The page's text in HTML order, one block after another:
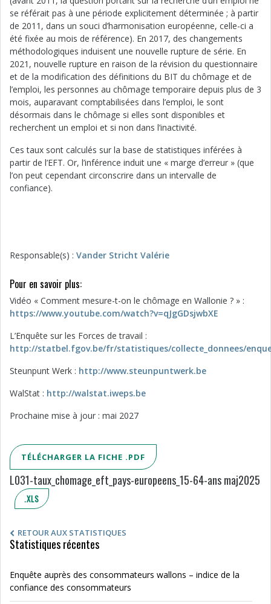
se référait pas à une période explicitement déterminée ; à partir
de 2011, dans un souci d’harmonisation européenne, celle-ci a
été fixée au mois de référence). En 2017, des changements
méthodologiques induisent une nouvelle rupture de série. En
2021, nouvelle rupture en raison de la révision du questionnaire
et de la modification des définitions du BIT du chômage et de
l’emploi, les personnes au chômage temporaire depuis plus de 3
mois, auparavant comptabilisées dans l’emploi, le sont
désormais dans le chômage si elles sont disponibles et
recherchent un emploi et si non dans l’inactivité.
Ces taux sont calculés sur la base de statistiques inférées à
partir de l’EFT. Or, l’inférence induit une « marge d’erreur » (que
l’on peut cependant circonscrire dans un intervalle de
confiance).
Responsable(s) : Vander Stricht Valérie
Pour en savoir plus:
Vidéo « Comment mesure-t-on le chômage en Wallonie ? » :
https://www.youtube.com/watch?v=qJgGDsjwbXE
L’Enquête sur les Forces de travail :
http://statbel.fgov.be/fr/statistiques/collecte_donnees/
Steunpunt Werk : http://www.steunpuntwerk.be
WalStat : http://walstat.iweps.be
Prochaine mise à jour : mai 2027
TÉLÉCHARGER LA FICHE .PDF
L031-taux_chomage_eft_pays-europeens_15-64-ans maj2025
.XLS
RETOUR AUX STATISTIQUES
Statistiques récentes
Enquête auprès des consommateurs wallons – indice de la
confiance des consommateurs